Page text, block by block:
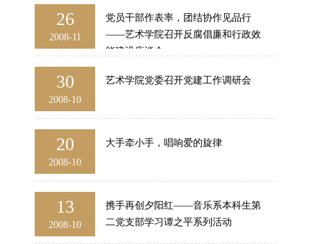
26
2008-11
党员干部作表率，团结协作见品行
——艺术学院召开反腐倡廉和行政效
能建设座谈会
30
2008-10
艺术学院党委召开党建工作调研会
20
2008-10
大手牵小手，唱响爱的旋律
13
2008-10
携手再创夕阳红——音乐系本科生第
二党支部学习谭之平系列活动